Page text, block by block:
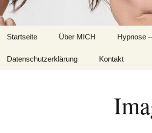
Inhalt
Startseite Über MICH Hypnose
Datenschutzerklärung Kontakt